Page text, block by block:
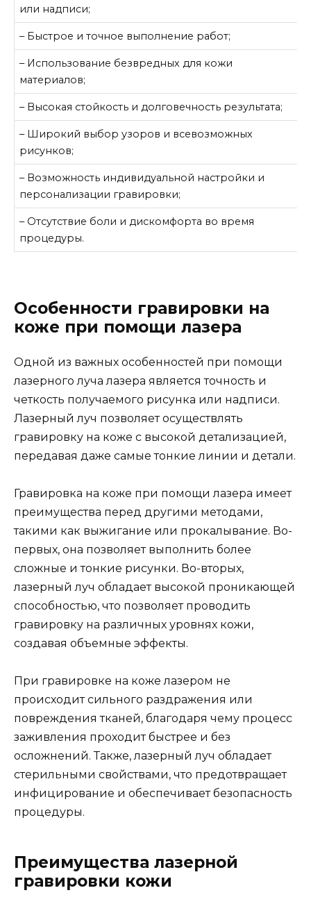
или надписи;
– Быстрое и точное выполнение работ;
– Использование безвредных для кожи
материалов;
– Высокая стойкость и долговечность результата;
– Широкий выбор узоров и всевозможных
рисунков;
– Возможность индивидуальной настройки и
персонализации гравировки;
– Отсутствие боли и дискомфорта во время
процедуры.
Особенности гравировки на
коже при помощи лазера
Одной из важных особенностей при помощи
лазерного луча лазера является точность и
четкость получаемого рисунка или надписи.
Лазерный луч позволяет осуществлять
гравировку на коже с высокой детализацией,
передавая даже самые тонкие линии и детали.
Гравировка на коже при помощи лазера имеет
преимущества перед другими методами,
такими как выжигание или прокалывание. Во-
первых, она позволяет выполнить более
сложные и тонкие рисунки. Во-вторых,
лазерный луч обладает высокой проникающей
способностью, что позволяет проводить
гравировку на различных уровнях кожи,
создавая объемные эффекты.
При гравировке на коже лазером не
происходит сильного раздражения или
повреждения тканей, благодаря чему процесс
заживления проходит быстрее и без
осложнений. Также, лазерный луч обладает
стерильными свойствами, что предотвращает
инфицирование и обеспечивает безопасность
процедуры.
Преимущества лазерной
гравировки кожи